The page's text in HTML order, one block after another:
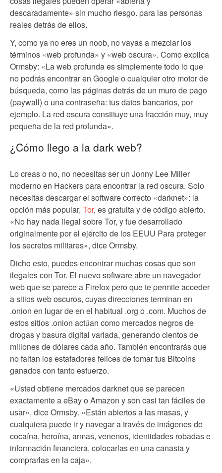
descaradamente» sin mucho riesgo. para las personas
reales detrás de ellos.
Y, como ya no eres un noob, no vayas a mezclar los
términos «web profunda» y «web oscura». Como explica
Ormsby: «La web profunda es simplemente todo lo que
no podrás encontrar en Google o cualquier otro motor de
búsqueda, como las páginas detrás de un muro de pago
(paywall) o una contraseña: tus datos bancarios, por
ejemplo. La red oscura constituye una fracción muy, muy
pequeña de la red profunda».
¿Cómo llego a la dark web?
Lo creas o no, no necesitas ser un Jonny Lee Miller
moderno en Hackers para encontrar la red oscura. Solo
necesitas descargar el software correcto «darknet»: la
opción más popular, Tor, es gratuita y de código abierto.
«No hay nada ilegal sobre Tor, y fue desarrollado
originalmente por el ejército de los EEUU Para proteger
los secretos militares», dice Ormsby.
Dicho esto, puedes encontrar muchas cosas que son
ilegales con Tor. El nuevo software abre un navegador
web que se parece a Firefox pero que te permite acceder
a sitios web oscuros, cuyas direcciones terminan en
.onion en lugar de en el habitual .org o .com. Muchos de
estos sitios .onion actúan como mercados negros de
drogas y basura digital variada, generando cientos de
millones de dólares cada año. También encontrarás que
no faltan los estafadores felices de tomar tus Bitcoins
ganados con tanto esfuerzo.
«Usted obtiene mercados darknet que se parecen
exactamente a eBay o Amazon y son casi tan fáciles de
usar», dice Ormsby. «Están abiertos a las masas, y
cualquiera puede ir y navegar a través de imágenes de
cocaína, heroína, armas, venenos, identidades robadas e
información financiera, colocarlas en una canasta y
comprarlas en la caja».